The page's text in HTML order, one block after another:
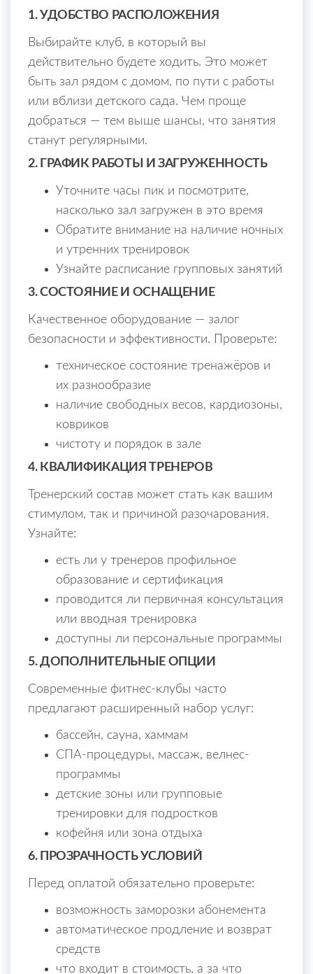
1. УДОБСТВО РАСПОЛОЖЕНИЯ
Выбирайте клуб, в который вы
действительно будете ходить. Это может
быть зал рядом с домом, по пути с работы
или вблизи детского сада. Чем проще
добраться — тем выше шансы, что занятия
станут регулярными.
2. ГРАФИК РАБОТЫ И ЗАГРУЖЕННОСТЬ
Уточните часы пик и посмотрите,
насколько зал загружен в это время
Обратите внимание на наличие ночных
и утренних тренировок
Узнайте расписание групповых занятий
3. СОСТОЯНИЕ И ОСНАЩЕНИЕ
Качественное оборудование — залог
безопасности и эффективности. Проверьте:
техническое состояние тренажёров и
их разнообразие
наличие свободных весов, кардиозоны,
ковриков
чистоту и порядок в зале
4. КВАЛИФИКАЦИЯ ТРЕНЕРОВ
Тренерский состав может стать как вашим
стимулом, так и причиной разочарования.
Узнайте:
есть ли у тренеров профильное
образование и сертификация
проводится ли первичная консультация
или вводная тренировка
доступны ли персональные программы
5. ДОПОЛНИТЕЛЬНЫЕ ОПЦИИ
Современные фитнес-клубы часто
предлагают расширенный набор услуг:
бассейн, сауна, хаммам
СПА-процедуры, массаж, велнес-
программы
детские зоны или групповые
тренировки для подростков
кофейня или зона отдыха
6. ПРОЗРАЧНОСТЬ УСЛОВИЙ
Перед оплатой обязательно проверьте:
возможность заморозки абонемента
автоматическое продление и возврат
средств
что входит в стоимость, а за что